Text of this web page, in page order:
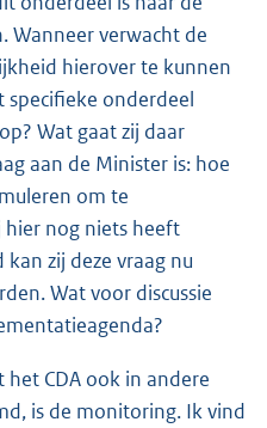
Wanneer verwacht de
hierover te kunnen
specifieke onderdeel
Wat gaat zij daar
aan de Minister is: hoe
om te
nog niets heeft
zij deze vraag nu
Wat voor discussie
CDA ook in andere
is de monitoring. Ik vind